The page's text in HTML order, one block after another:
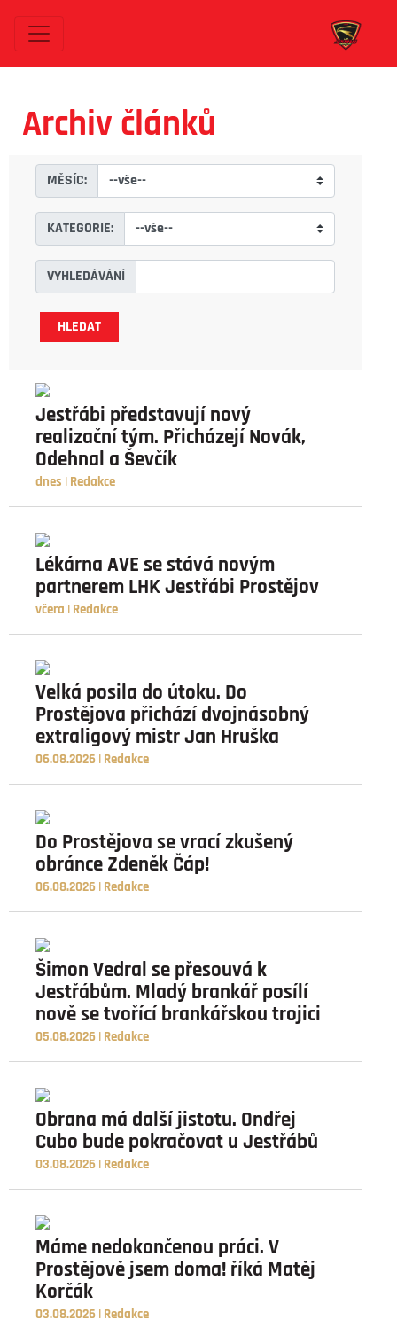
Archiv článků
MĚSÍC:
KATEGORIE:
VYHLEDÁVÁNÍ
Jestřábi představují nový
realizační tým. Přicházejí Novák,
Odehnal a Ševčík
dnes | Redakce
Lékárna AVE se stává novým
partnerem LHK Jestřábi Prostějov
včera | Redakce
Velká posila do útoku. Do
Prostějova přichází dvojnásobný
extraligový mistr Jan Hruška
06.08.2026 | Redakce
Do Prostějova se vrací zkušený
obránce Zdeněk Čáp!
06.08.2026 | Redakce
Šimon Vedral se přesouvá k
Jestřábům. Mladý brankář posílí
nově se tvořící brankářskou trojici
05.08.2026 | Redakce
Obrana má další jistotu. Ondřej
Cubo bude pokračovat u Jestřábů
03.08.2026 | Redakce
Máme nedokončenou práci. V
Prostějově jsem doma! říká Matěj
Korčák
03.08.2026 | Redakce